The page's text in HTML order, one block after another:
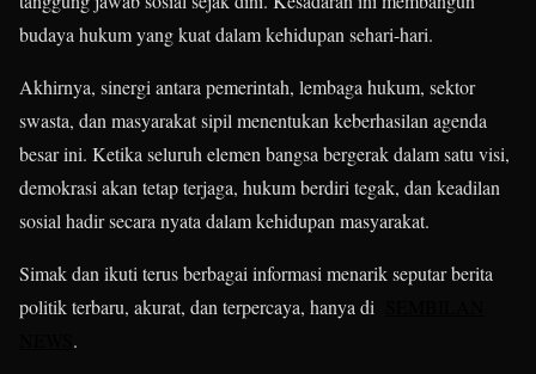
budaya hukum yang kuat dalam kehidupan sehari-hari.
Akhirnya, sinergi antara pemerintah, lembaga hukum, sektor
swasta, dan masyarakat sipil menentukan keberhasilan agenda
besar ini. Ketika seluruh elemen bangsa bergerak dalam satu visi,
demokrasi akan tetap terjaga, hukum berdiri tegak, dan keadilan
sosial hadir secara nyata dalam kehidupan masyarakat.
Simak dan ikuti terus berbagai informasi menarik seputar berita
politik terbaru, akurat, dan terpercaya, hanya di
.